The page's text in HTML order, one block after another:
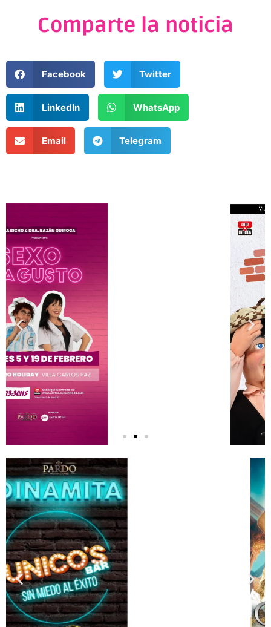
Comparte la noticia
Facebook Twitter
LinkedIn WhatsApp
Email Telegram